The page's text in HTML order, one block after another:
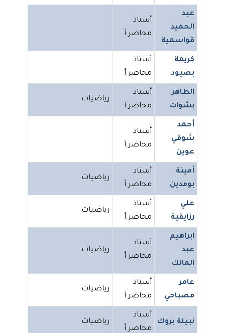
عبد
الحميد
قواسمية
أستاذ
محاضر أ
كريمة
بصيود
أستاذ
محاضر أ
الطاهر
بشوات
أستاذ
محاضر أ
رياضيات
أحمد
شوقي
عوين
أستاذ
محاضر أ
أمينة
بومدين
أستاذ
محاضر أ
رياضيات
علي
رزايقية
أستاذ
محاضر أ
رياضيات
ابراهيم
عبد
المالك
أستاذ
محاضر أ
رياضيات
عامر
مصباحي
أستاذ
محاضر أ
رياضيات
نبيلة بروك
أستاذ
محاضر أ
رياضيات